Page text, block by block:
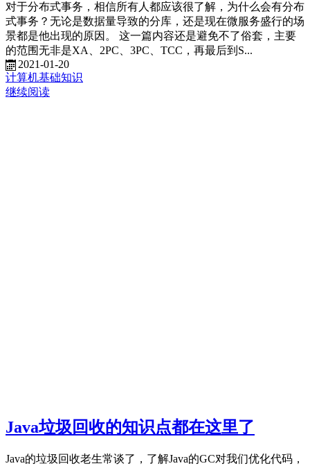
对于分布式事务，相信所有人都应该很了解，为什么会有分布
式事务？无论是数据量导致的分库，还是现在微服务盛行的场
景都是他出现的原因。 这一篇内容还是避免不了俗套，主要
的范围无非是XA、2PC、3PC、TCC，再最后到S...
2021-01-20
计算机基础知识
继续阅读
Java垃圾回收的知识点都在这里了
Java的垃圾回收老生常谈了，了解Java的GC对我们优化代码，